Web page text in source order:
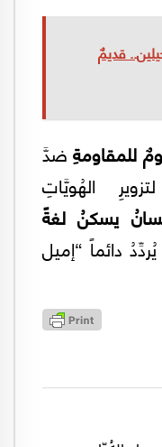
قديمٌ
للمقاومةِضدَّ
الهُويَّاتِ
يسكنُ لغةً
دائماً “إميل